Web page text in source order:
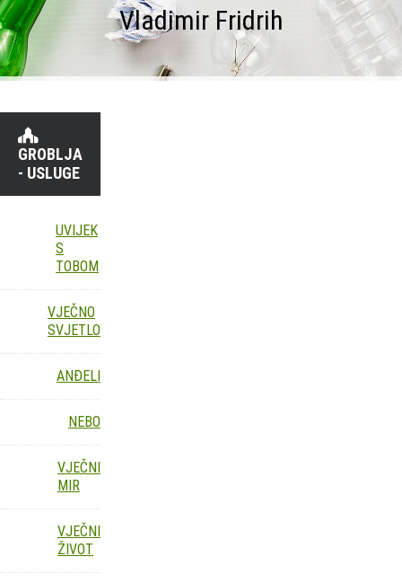
Vladimir Fridrih
GROBLJA
- USLUGE
UVIJEK
S
TOBOM
VJEČNO
SVJETLO
ANĐELI
NEBO
VJEČNI
MIR
VJEČNI
ŽIVOT